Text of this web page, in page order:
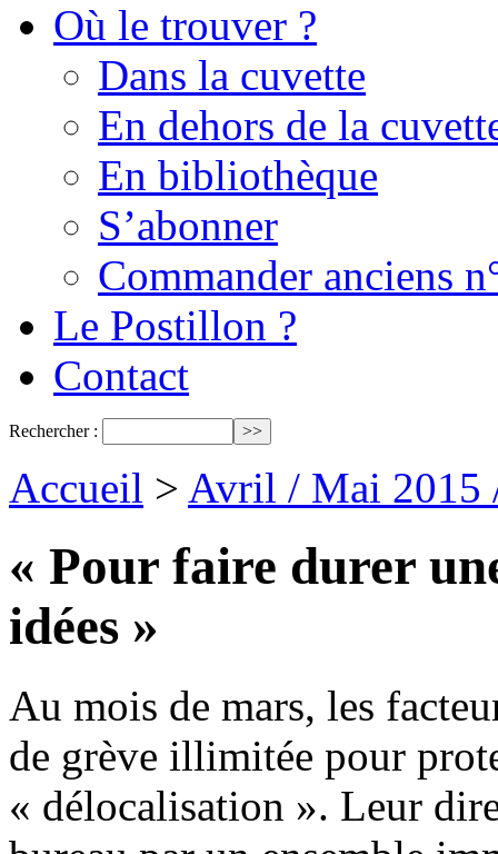
Où le trouver ?
Dans la cuvette
En dehors de la
En bibliothèque
S’abonner
Commander anciens
Le Postillon ?
Contact
Rechercher :
Accueil > Avril / Mai 2015
« Pour faire durer
idées »
Au mois de mars, les
de grève illimitée pour
« délocalisation ». Leur